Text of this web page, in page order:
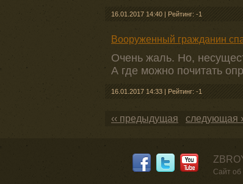
16.01.2017 14:40 | Рейтинг: -1
Вооруженный гражданин
Очень жаль. Но,
А где можно почитать
16.01.2017 14:33 | Рейтинг: -1
‹‹ предыдущая следующая
Сайт об